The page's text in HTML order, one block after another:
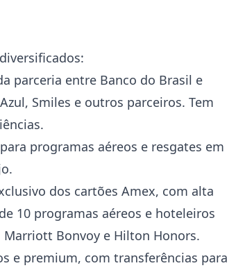
parceria entre Banco do Brasil e
Smiles e outros parceiros. Tem
programas aéreos e resgates em
dos cartões Amex, com alta
10 programas aéreos e hoteleiros
Marriott Bonvoy e Hilton Honors.
e premium, com transferências para